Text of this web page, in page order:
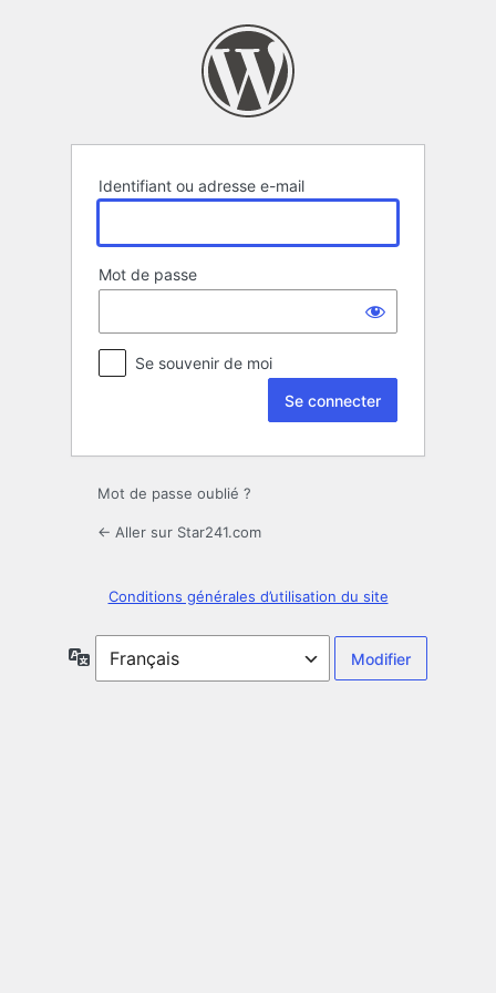
Identifiant ou adresse e-mail
Mot de passe
Se souvenir de moi
Mot de passe oublié ?
← Aller sur Star241.com
Conditions générales d’utilisation du site
Langue